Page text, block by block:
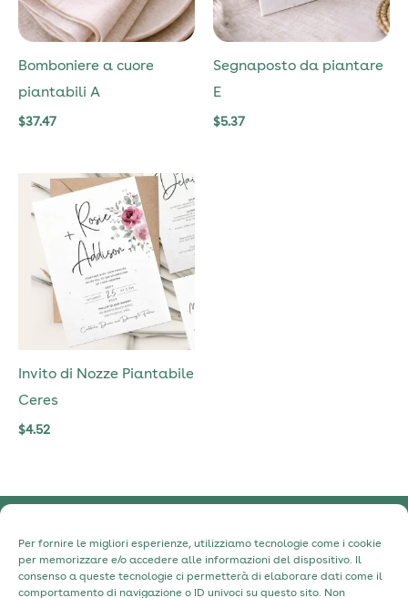
Per fornire le migliori esperienze, utilizziamo tecnologie come i cookie
per memorizzare e/o accedere alle informazioni del dispositivo. Il
consenso a queste tecnologie ci permetterà di elaborare dati come il
comportamento di navigazione o ID univoci su questo sito. Non
Bomboniere a cuore
piantabili A
$37.47
Segnaposto da piantare
E
$5.37
Invito di Nozze Piantabile
Ceres
$4.52
Informativa sulla Privacy
Informativa sui cookie